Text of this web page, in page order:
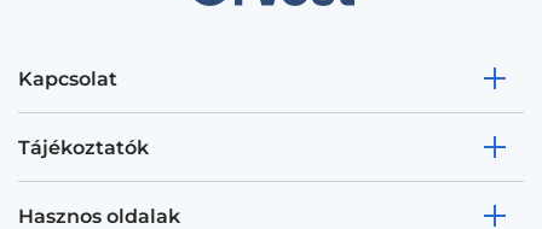
Kapcsolat
Tájékoztatók
Hasznos oldalak